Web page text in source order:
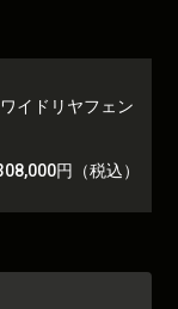
イドリヤフェン
円（税込）